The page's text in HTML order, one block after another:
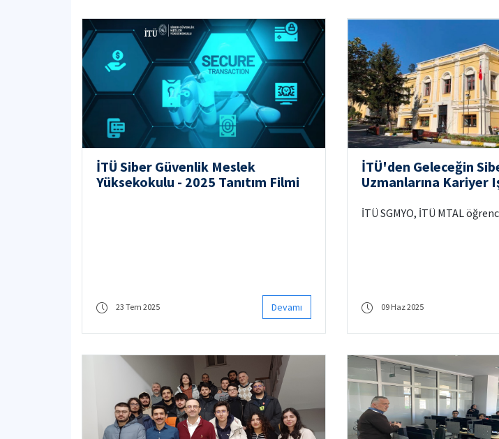
İTÜ Siber Güvenlik Meslek
Yüksekokulu - 2025 Tanıtım Filmi
23 Tem 2025 Devamı
İTÜ'den Geleceğin
Uzmanlarına Kariyer
İTÜ SGMYO, İTÜ MTAL
09 Haz 2025